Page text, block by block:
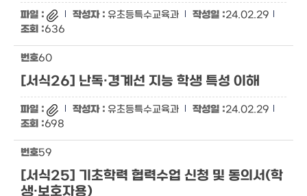
유초등특수교육과
24.02.29
636
60
[서식26] 난독·경계선 지능 학생 특성 이해
유초등특수교육과
24.02.29
698
59
[서식25] 기초학력 협력수업 신청 및 동의서(학
생·보호자용)